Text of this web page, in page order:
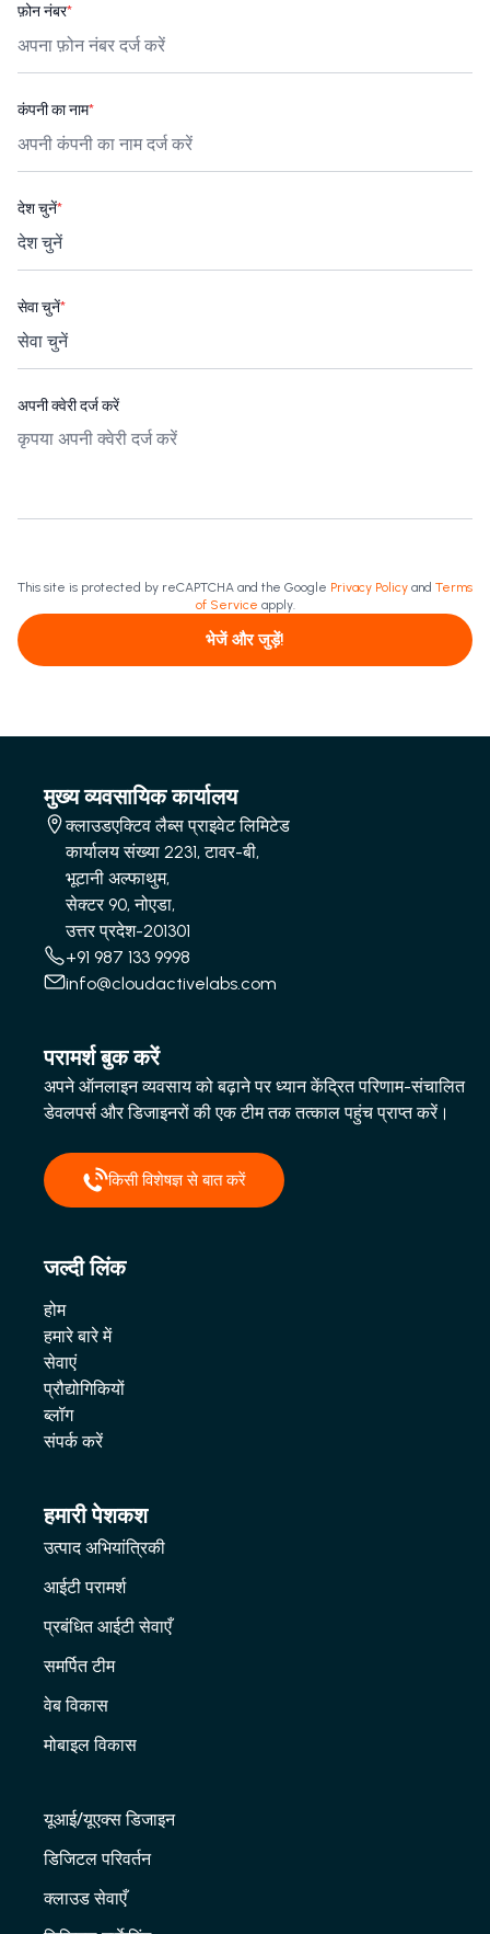
फ़ोन नंबर*
कंपनी का नाम*
देश चुनें*
सेवा चुनें*
अपनी क्वेरी दर्ज करें
This site is protected by reCAPTCHA and the Google Privacy Policy and Terms
of Service apply.
भेजें और जुड़ें!
मुख्य व्यवसायिक कार्यालय
क्लाउडएक्टिव लैब्स प्राइवेट लिमिटेड
कार्यालय संख्या 2231, टावर-बी,
भूटानी अल्फाथुम,
सेक्टर 90, नोएडा,
उत्तर प्रदेश-201301
+91 987 133 9998
info@cloudactivelabs.com
परामर्श बुक करें
अपने ऑनलाइन व्यवसाय को बढ़ाने पर ध्यान केंद्रित परिणाम-संचालित
डेवलपर्स और डिजाइनरों की एक टीम तक तत्काल पहुंच प्राप्त करें।
किसी विशेषज्ञ से बात करें
जल्दी लिंक
होम
हमारे बारे में
सेवाएं
प्रौद्योगिकियों
ब्लॉग
संपर्क करें
हमारी पेशकश
उत्पाद अभियांत्रिकी
आईटी परामर्श
प्रबंधित आईटी सेवाएँ
समर्पित टीम
वेब विकास
मोबाइल विकास
यूआई/यूएक्स डिजाइन
डिजिटल परिवर्तन
क्लाउड सेवाएँ